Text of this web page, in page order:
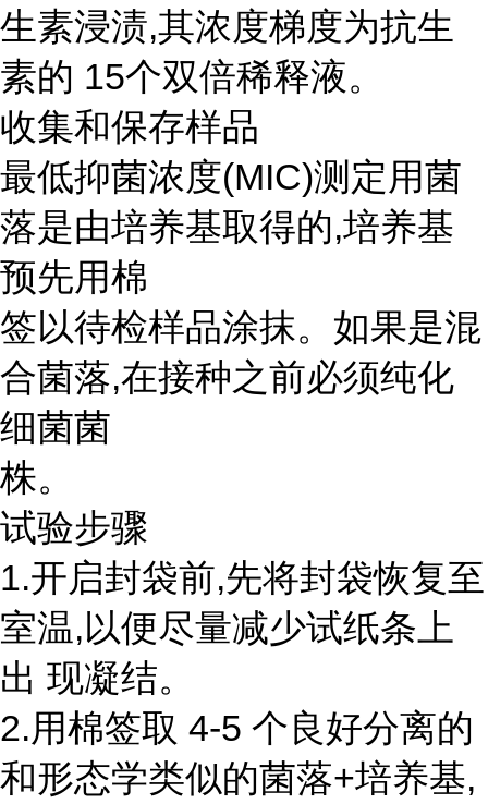
生素浸渍,其浓度梯度为抗生
素的 15个双倍稀释液。
收集和保存样品
最低抑菌浓度(MIC)测定用菌
落是由培养基取得的,培养基
预先用棉
签以待检样品涂抹。如果是混
合菌落,在接种之前必须纯化
细菌菌
株。
试验步骤
1.开启封袋前,先将封袋恢复至
室温,以便尽量减少试纸条上
出 现凝结。
2.用棉签取 4-5 个良好分离的
和形态学类似的菌落+培养基,